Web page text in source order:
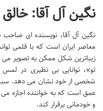
نگین آل آقا: خالق
نگین آل آقا، نویسنده ای
معاصر ایران است که با قلمی
زیباترین شکل ممکن به تصویر می
تو»، توانایی بی نظیری در
شخصی از خود نشان می دهد.
عمق است که به خواننده اجازه
و خودمانی برقرار کند.